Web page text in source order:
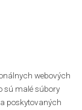
webových
sú malé súbory
poskytovaných